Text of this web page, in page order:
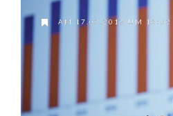
AM 17.03.2017 UM 16:52